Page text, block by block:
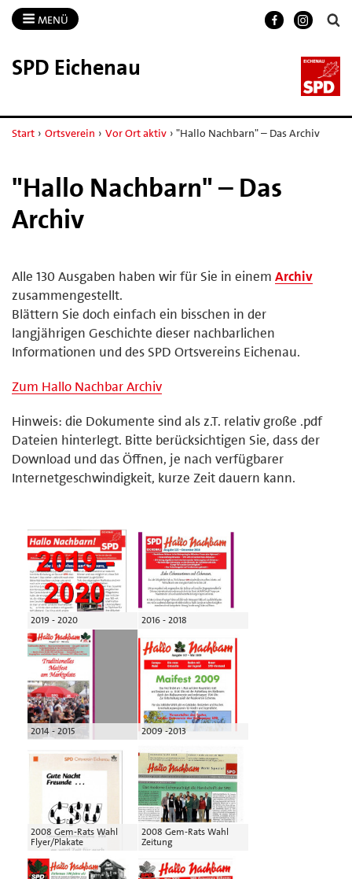
MENÜ
SPD Eichenau
Start › Ortsverein › Vor Ort aktiv › "Hallo Nachbarn" – Das Archiv
"Hallo Nachbarn" – Das
Archiv
Alle 130 Ausgaben haben wir für Sie in einem Archiv
zusammengestellt.
Blättern Sie doch einfach ein bisschen in der
langjährigen Geschichte dieser nachbarlichen
Informationen und des SPD Ortsvereins Eichenau.
Zum Hallo Nachbar Archiv
Hinweis: die Dokumente sind als z.T. relativ große .pdf
Dateien hinterlegt. Bitte berücksichtigen Sie, dass der
Download und das Öffnen, je nach verfügbarer
Internetgeschwindigkeit, kurze Zeit dauern kann.
2019 - 2020 2016 - 2018
2014 - 2015 2009 -2013
2008 Gem-Rats Wahl
Flyer/Plakate
2008 Gem-Rats Wahl
Zeitung